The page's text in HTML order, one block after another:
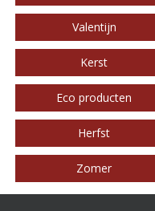
Valentijn
Kerst
Eco producten
Herfst
Zomer